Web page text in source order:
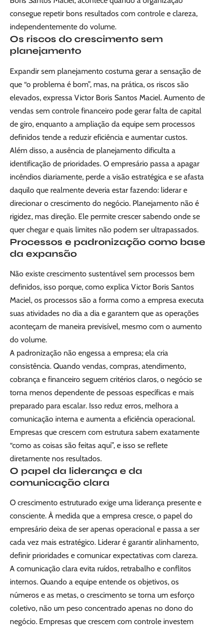
consegue repetir bons resultados com controle e clareza,
independentemente do volume.
Os riscos do crescimento sem
planejamento
Expandir sem planejamento costuma gerar a sensação de
que “o problema é bom”, mas, na prática, os riscos são
elevados, expressa Victor Boris Santos Maciel. Aumento de
vendas sem controle financeiro pode gerar falta de capital
de giro, enquanto a ampliação da equipe sem processos
definidos tende a reduzir eficiência e aumentar custos.
Além disso, a ausência de planejamento dificulta a
identificação de prioridades. O empresário passa a apagar
incêndios diariamente, perde a visão estratégica e se afasta
daquilo que realmente deveria estar fazendo: liderar e
direcionar o crescimento do negócio. Planejamento não é
rigidez, mas direção. Ele permite crescer sabendo onde se
quer chegar e quais limites não podem ser ultrapassados.
Processos e padronização como base
da expansão
Não existe crescimento sustentável sem processos bem
definidos, isso porque, como explica Victor Boris Santos
Maciel, os processos são a forma como a empresa executa
suas atividades no dia a dia e garantem que as operações
aconteçam de maneira previsível, mesmo com o aumento
do volume.
A padronização não engessa a empresa; ela cria
consistência. Quando vendas, compras, atendimento,
cobrança e financeiro seguem critérios claros, o negócio se
torna menos dependente de pessoas específicas e mais
preparado para escalar. Isso reduz erros, melhora a
comunicação interna e aumenta a eficiência operacional.
Empresas que crescem com estrutura sabem exatamente
“como as coisas são feitas aqui”, e isso se reflete
diretamente nos resultados.
O papel da liderança e da
comunicação clara
O crescimento estruturado exige uma liderança presente e
consciente. À medida que a empresa cresce, o papel do
empresário deixa de ser apenas operacional e passa a ser
cada vez mais estratégico. Liderar é garantir alinhamento,
definir prioridades e comunicar expectativas com clareza.
A comunicação clara evita ruídos, retrabalho e conflitos
internos. Quando a equipe entende os objetivos, os
números e as metas, o crescimento se torna um esforço
coletivo, não um peso concentrado apenas no dono do
negócio. Empresas que crescem com controle investem